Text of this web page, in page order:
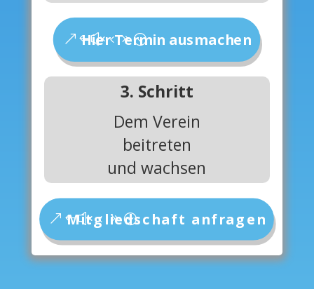
Hier Termin ausmachen
3. Schritt
Dem Verein
beitreten
und wachsen
Mitgliedschaft anfragen